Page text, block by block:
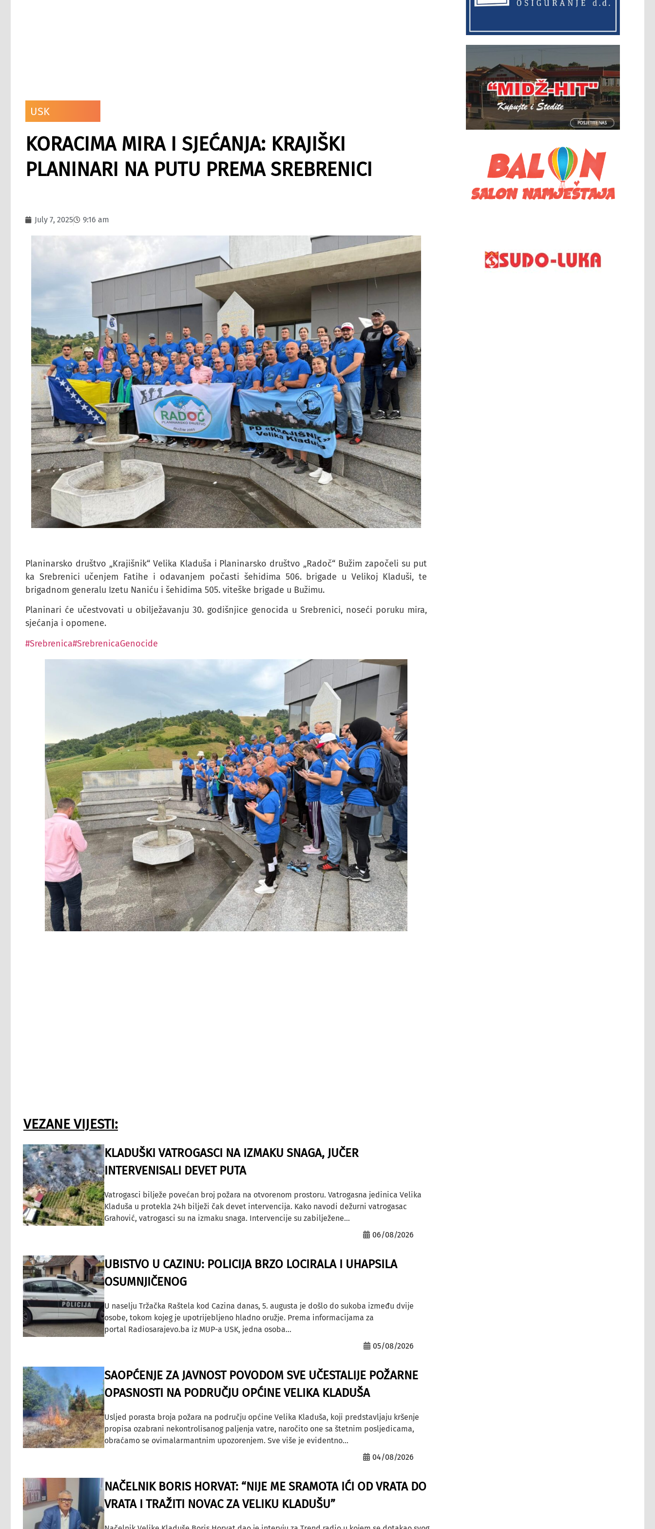
USK
KORACIMA MIRA I SJEĆANJA: KRAJIŠKI
PLANINARI NA PUTU PREMA SREBRENICI
July 7, 2025 9:16 am
Planinarsko društvo „Krajišnik“ Velika Kladuša i Planinarsko društvo „Radoč“ Bužim započeli su put
ka Srebrenici učenjem Fatihe i odavanjem počasti šehidima 506. brigade u Velikoj Kladuši, te
brigadnom generalu Izetu Naniću i šehidima 505. viteške brigade u Bužimu.
Planinari će učestvovati u obilježavanju 30. godišnjice genocida u Srebrenici, noseći poruku mira,
sjećanja i opomene.
#Srebrenica#SrebrenicaGenocide
VEZANE VIJESTI:
KLADUŠKI VATROGASCI NA IZMAKU SNAGA, JUČER
INTERVENISALI DEVET PUTA
Vatrogasci bilježe povećan broj požara na otvorenom prostoru. Vatrogasna jedinica Velika
Kladuša u protekla 24h bilježi čak devet intervencija. Kako navodi dežurni vatrogasac
Grahović, vatrogasci su na izmaku snaga. Intervencije su zabilježene...
06/08/2026
UBISTVO U CAZINU: POLICIJA BRZO LOCIRALA I UHAPSILA
OSUMNJIČENOG
U naselju Tržačka Raštela kod Cazina danas, 5. augusta je došlo do sukoba između dvije
osobe, tokom kojeg je upotrijebljeno hladno oružje. Prema informacijama za
portal Radiosarajevo.ba iz MUP-a USK, jedna osoba...
05/08/2026
SAOPĆENJE ZA JAVNOST POVODOM SVE UČESTALIJE POŽARNE
OPASNOSTI NA PODRUČJU OPĆINE VELIKA KLADUŠA
Usljed porasta broja požara na području općine Velika Kladuša, koji predstavljaju kršenje
propisa ozabrani nekontrolisanog paljenja vatre, naročito one sa štetnim posljedicama,
obraćamo se ovimalarmantnim upozorenjem. Sve više je evidentno...
04/08/2026
NAČELNIK BORIS HORVAT: “NIJE ME SRAMOTA IĆI OD VRATA DO
VRATA I TRAŽITI NOVAC ZA VELIKU KLADUŠU”